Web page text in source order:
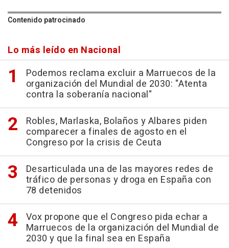
Contenido patrocinado
Lo más leído en Nacional
Podemos reclama excluir a Marruecos de la
organización del Mundial de 2030: "Atenta
contra la soberanía nacional"
Robles, Marlaska, Bolaños y Albares piden
comparecer a finales de agosto en el
Congreso por la crisis de Ceuta
Desarticulada una de las mayores redes de
tráfico de personas y droga en España con
78 detenidos
Vox propone que el Congreso pida echar a
Marruecos de la organización del Mundial de
2030 y que la final sea en España